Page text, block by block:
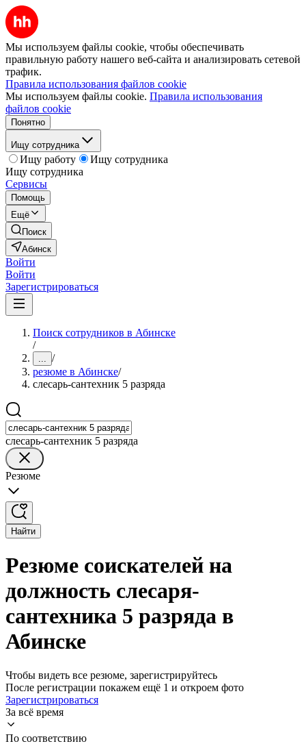
Мы используем файлы cookie, чтобы обеспечивать
правильную работу нашего веб-сайта и анализировать сетевой
трафик.
Правила использования файлов cookie
Мы используем файлы cookie. Правила использования
файлов cookie
Понятно
Ищу сотрудника
Ищу работу
Ищу сотрудника
Ищу сотрудника
Сервисы
Помощь
Ещё
Поиск
Абинск
Войти
Войти
Зарегистрироваться
Поиск сотрудников в Абинске
/
... /
резюме в Абинске/
слесарь-сантехник 5 разряда
слесарь-сантехник 5 разряда
Резюме
Найти
Резюме соискателей на
должность слесаря-
сантехника 5 разряда в
Абинске
Чтобы видеть все резюме, зарегистрируйтесь
После регистрации покажем ещё 1 и откроем фото
Зарегистрироваться
За всё время
По соответствию